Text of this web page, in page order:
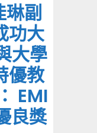
琳副
功大
大學
優教
EMI
良獎